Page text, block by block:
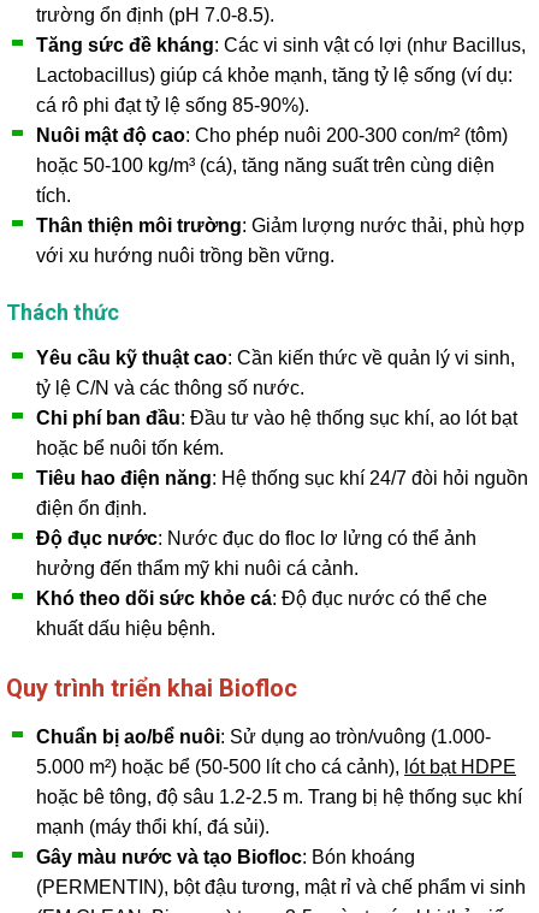
trường ổn định (pH 7.0-8.5).
Tăng sức đề kháng: Các vi sinh vật có lợi (như Bacillus,
Lactobacillus) giúp cá khỏe mạnh, tăng tỷ lệ sống (ví dụ:
cá rô phi đạt tỷ lệ sống 85-90%).
Nuôi mật độ cao: Cho phép nuôi 200-300 con/m² (tôm)
hoặc 50-100 kg/m³ (cá), tăng năng suất trên cùng diện
tích.
Thân thiện môi trường: Giảm lượng nước thải, phù hợp
với xu hướng nuôi trồng bền vững.
Thách thức
Yêu cầu kỹ thuật cao: Cần kiến thức về quản lý vi sinh,
tỷ lệ C/N và các thông số nước.
Chi phí ban đầu: Đầu tư vào hệ thống sục khí, ao lót bạt
hoặc bể nuôi tốn kém.
Tiêu hao điện năng: Hệ thống sục khí 24/7 đòi hỏi nguồn
điện ổn định.
Độ đục nước: Nước đục do floc lơ lửng có thể ảnh
hưởng đến thẩm mỹ khi nuôi cá cảnh.
Khó theo dõi sức khỏe cá: Độ đục nước có thể che
khuất dấu hiệu bệnh.
Quy trình triển khai Biofloc
Chuẩn bị ao/bể nuôi: Sử dụng ao tròn/vuông (1.000-
5.000 m²) hoặc bể (50-500 lít cho cá cảnh), lót bạt HDPE
hoặc bê tông, độ sâu 1.2-2.5 m. Trang bị hệ thống sục khí
mạnh (máy thổi khí, đá sủi).
Gây màu nước và tạo Biofloc: Bón khoáng
(PERMENTIN), bột đậu tương, mật rỉ và chế phẩm vi sinh